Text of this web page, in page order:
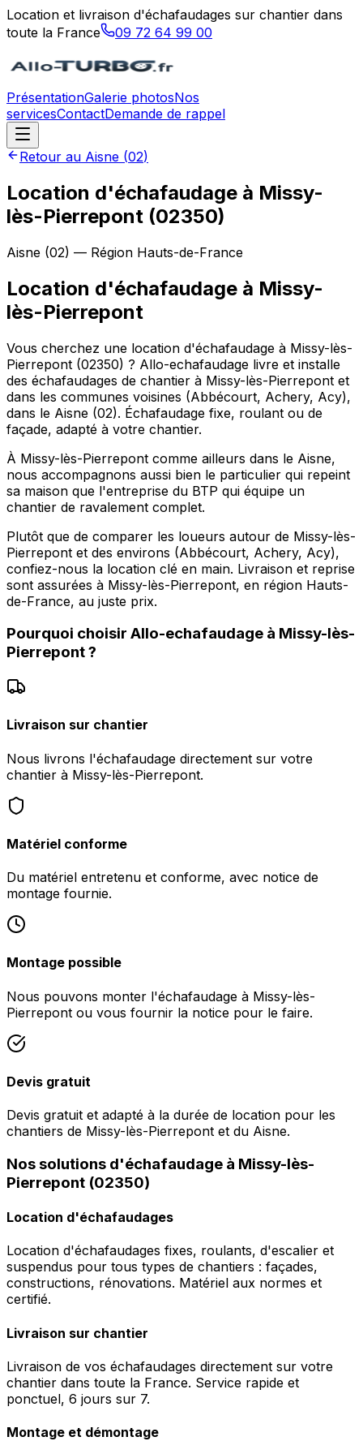
Location et livraison d'échafaudages sur chantier dans
toute la France
09 72 64 99 00
PrésentationGalerie photosNos
servicesContactDemande de rappel
Retour au Aisne (02)
Location d'échafaudage à Missy-
lès-Pierrepont (02350)
Aisne (02) — Région Hauts-de-France
Location d'échafaudage à Missy-
lès-Pierrepont
Vous cherchez une location d'échafaudage à Missy-lès-
Pierrepont (02350) ? Allo-echafaudage livre et installe
des échafaudages de chantier à Missy-lès-Pierrepont et
dans les communes voisines (Abbécourt, Achery, Acy),
dans le Aisne (02). Échafaudage fixe, roulant ou de
façade, adapté à votre chantier.
À Missy-lès-Pierrepont comme ailleurs dans le Aisne,
nous accompagnons aussi bien le particulier qui repeint
sa maison que l'entreprise du BTP qui équipe un
chantier de ravalement complet.
Plutôt que de comparer les loueurs autour de Missy-lès-
Pierrepont et des environs (Abbécourt, Achery, Acy),
confiez-nous la location clé en main. Livraison et reprise
sont assurées à Missy-lès-Pierrepont, en région Hauts-
de-France, au juste prix.
Pourquoi choisir Allo-echafaudage à Missy-lès-
Pierrepont?
Livraison sur chantier
Nous livrons l'échafaudage directement sur votre
chantier à Missy-lès-Pierrepont.
Matériel conforme
Du matériel entretenu et conforme, avec notice de
montage fournie.
Montage possible
Nous pouvons monter l'échafaudage à Missy-lès-
Pierrepont ou vous fournir la notice pour le faire.
Devis gratuit
Devis gratuit et adapté à la durée de location pour les
chantiers de Missy-lès-Pierrepont et du Aisne.
Nos solutions d'échafaudage à Missy-lès-
Pierrepont (02350)
Location d'échafaudages
Location d'échafaudages fixes, roulants, d'escalier et
suspendus pour tous types de chantiers : façades,
constructions, rénovations. Matériel aux normes et
certifié.
Livraison sur chantier
Livraison de vos échafaudages directement sur votre
chantier dans toute la France. Service rapide et
ponctuel, 6 jours sur 7.
Montage et démontage